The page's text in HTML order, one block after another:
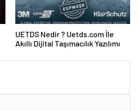
UETDS Nedir ? Uetds.com İle
Akıllı Dijital Taşımacılık Yazılımı